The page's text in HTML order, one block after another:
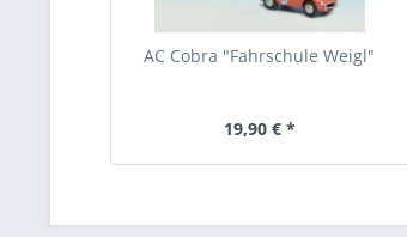
AC Cobra "Fahrschule Weigl"
19,90 € *